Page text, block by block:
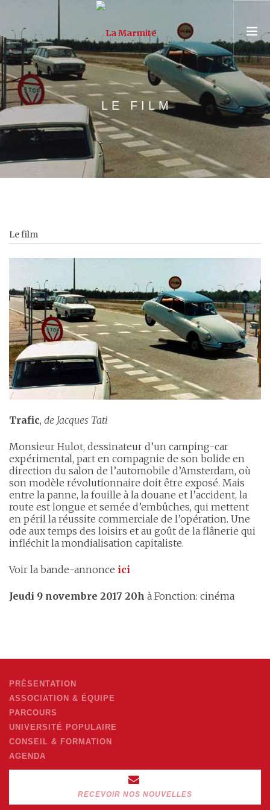
PRÉSENTATION
ASSOCIATION & ÉQUIPE
PARCOURS
UNIVERSITÉ POPULAIRE
CONSEIL & FORMATION
LE FILM
Le film
Trafic, de Jacques Tati
Monsieur Hulot, dessinateur d’un camping-car
expérimental, part en compagnie de son bolide en
direction du salon de l’automobile d’Amsterdam, où
son modèle révolutionnaire doit être exposé. Mais
entre la panne, la fouille à la douane et l’accident, la
route est longue et semée d’embûches, qui mettent
en péril la réussite commerciale de l’opération. Une
ode aux temps des loisirs et au goût de la flânerie qui
infléchit la mondialisation capitaliste.
Voir la bande-annonce ici
Jeudi 9 novembre 2017 20h à Fonction: cinéma
PRÉSENTATION
ASSOCIATION & ÉQUIPE
PARCOURS
UNIVERSITÉ POPULAIRE
CONSEIL & FORMATION
AGENDA
RECEVOIR NOS NOUVELLES